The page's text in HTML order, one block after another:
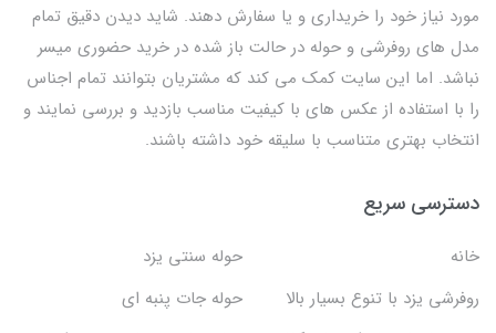
مورد نیاز خود را خریداری و یا سفارش دهند. شاید دیدن دقیق تمام
مدل های روفرشی و حوله در حالت باز شده در خرید حضوری میسر
نباشد. اما این سایت کمک می کند که مشتریان بتوانند تمام اجناس
را با استفاده از عکس های با کیفیت مناسب بازدید و بررسی نمایند و
انتخاب بهتری متناسب با سلیقه خود داشته باشند.
دسترسی سریع
خانه
حوله سنتی یزد
روفرشی یزد با تنوع بسیار بالا
حوله جات پنبه ای